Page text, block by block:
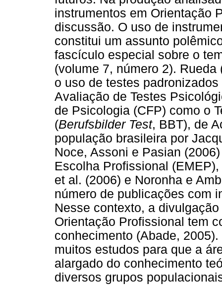
instrumentos em Orientação
discussão. O uso de
constitui um assunto
fascículo especial sobre o
(volume 7, número 2).
o uso de testes
Avaliação de Testes
de Psicologia (CFP) como o
(Berufsbilder Test, BBT), de
população brasileira por
Noce, Assoni e Pasian
Escolha Profissional
et al. (2006) e Noronha e
número de publicações com
Nesse contexto, a
Orientação Profissional tem
conhecimento (Abade,
muitos estudos para que a
alargado do conhecimento
diversos grupos